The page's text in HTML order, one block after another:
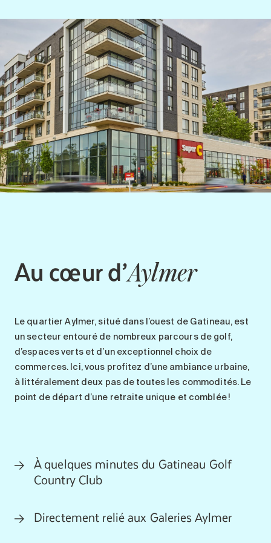
Au cœur d’Aylmer
Le quartierAylmer, situé dans l’ouest de Gatineau, est
un secteur entouré de nombreux parcours de golf,
d’espaces verts et d’un exceptionnel choix de
commerces. Ici, vous profitez d’une ambiance urbaine,
à littéralement deux pas de toutes les commodités. Le
point de départ d’une retraite unique et comblée!
À quelques minutes du Gatineau Golf
Country Club
Directement relié aux Galeries Aylmer